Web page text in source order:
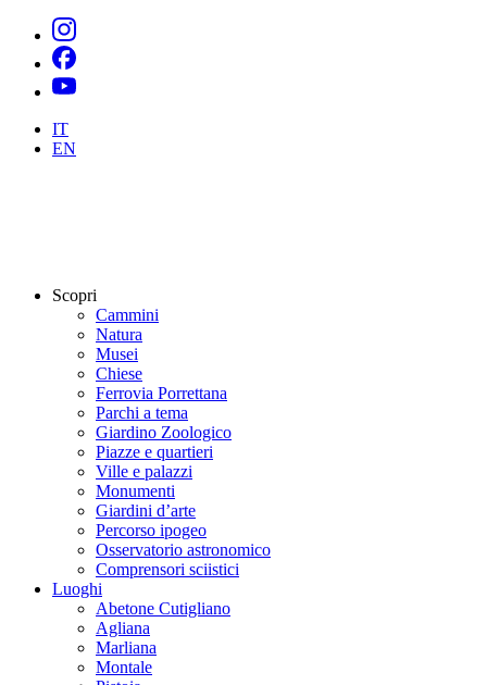
IT
EN
Scopri
Cammini
Natura
Musei
Chiese
Ferrovia Porrettana
Parchi a tema
Giardino Zoologico
Piazze e quartieri
Ville e palazzi
Monumenti
Giardini d’arte
Percorso ipogeo
Osservatorio astronomico
Comprensori sciistici
Luoghi
Abetone Cutigliano
Agliana
Marliana
Montale